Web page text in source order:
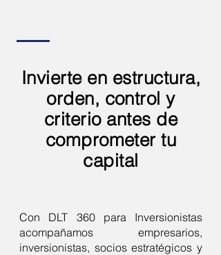
Invierte en estructura,
orden, control y
criterio antes de
comprometer tu
capital
Con DLT 360 para Inversionistas
acompañamos empresarios,
inversionistas, socios estratégicos y